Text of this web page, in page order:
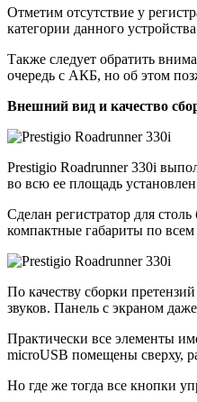
Отметим отсутствие у
категории данного
Также следует обратить
очередь с АКБ, но об этом
Внешний вид и качество
Prestigio Roadrunner 330i
во всю ее площадь
Сделан регистратор для
компактные габариты по всем
По качеству сборки
звуков. Панель с экраном
Практически все элементы
microUSB помещены сверху,
Но где же тогда все кнопки